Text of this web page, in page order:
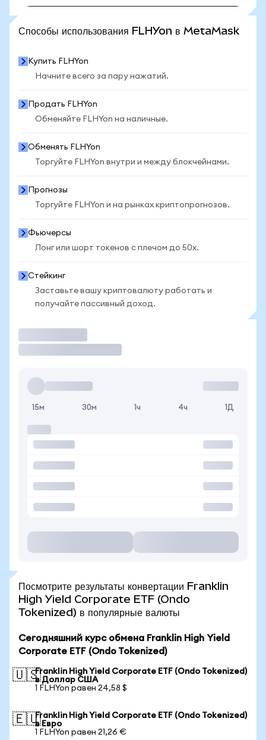
Способы использования FLHYon в MetaMask
Купить FLHYon
Начните всего за пару нажатий.
Продать FLHYon
Обменяйте FLHYon на наличные.
Обменять FLHYon
Торгуйте FLHYon внутри и между блокчейнами.
Прогнозы
Торгуйте FLHYon и на рынках криптопрогнозов.
Фьючерсы
Лонг или шорт токенов с плечом до 50x.
Стейкинг
Заставьте вашу криптовалюту работать и
получайте пассивный доход.
15м 30м 1ч 4ч 1Д
Посмотрите результаты конвертации Franklin
High Yield Corporate ETF (Ondo
Tokenized) в популярные валюты
Сегодняшний курс обмена Franklin High Yield
Corporate ETF (Ondo Tokenized)
🇺🇸Franklin High Yield Corporate ETF (Ondo Tokenized)
в Доллар США
1 FLHYon равен 24,58 $
🇪🇺Franklin High Yield Corporate ETF (Ondo Tokenized)
в Евро
1 FLHYon равен 21,26 €